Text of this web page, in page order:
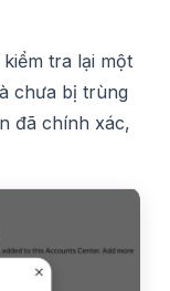
tra lại một
chưa bị trùng
đã chính xác,